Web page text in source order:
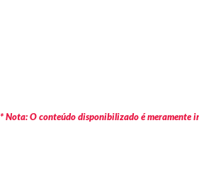
* Nota: O conteúdo disponibilizado é